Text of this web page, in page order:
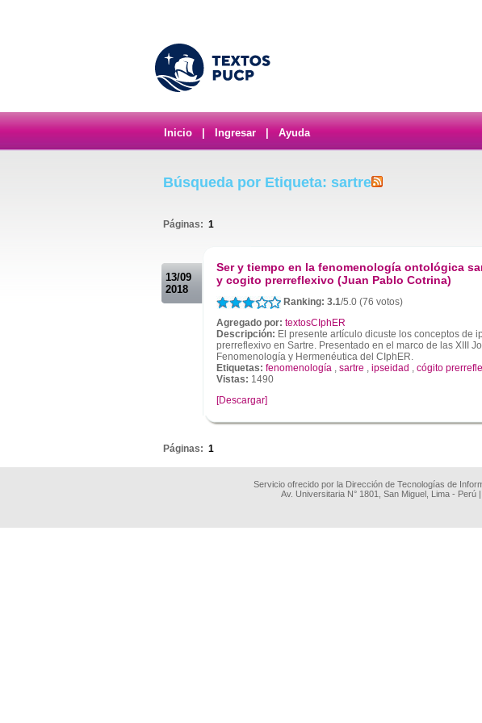
Inicio Ingresar Ayuda
Búsqueda por Etiqueta: sartre
Páginas: 1
13/09
2018
Ser y tiempo en la fenomenología ontológica
y cogito prerreflexivo (Juan Pablo Cotrina)
Ranking: 3.1/5.0 (76 votos)
Agregado por: textosCIphER
Descripción: El presente artículo dicuste los conceptos de
prerreflexivo en Sartre. Presentado en el marco de las XIII
Fenomenología y Hermenéutica del CIphER.
Etiquetas: fenomenología , sartre , ipseidad , cógito
Vistas: 1490
[Descargar]
Páginas: 1
Servicio ofrecido por la Dirección de Tecnologías de
Av. Universitaria N° 1801, San Miguel, Lima -